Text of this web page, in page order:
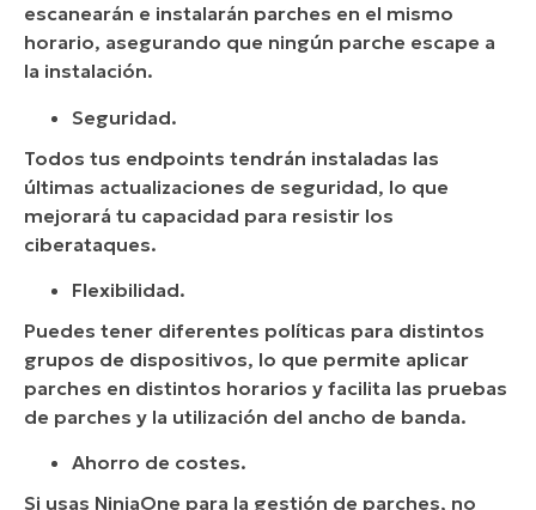
escanearán e instalarán parches en el mismo
horario, asegurando que ningún parche escape a
la instalación.
Seguridad.
Todos tus endpoints tendrán instaladas las
últimas actualizaciones de seguridad, lo que
mejorará tu capacidad para resistir los
ciberataques.
Flexibilidad.
Puedes tener diferentes políticas para distintos
grupos de dispositivos, lo que permite aplicar
parches en distintos horarios y facilita las pruebas
de parches y la utilización del ancho de banda.
Ahorro de costes.
Si usas NinjaOne para la gestión de parches, no